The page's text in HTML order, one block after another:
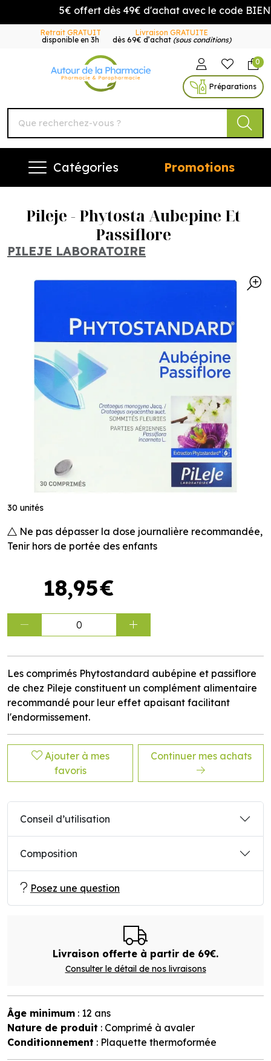
5€ offert dès 49€ d'achat avec le code
Retrait GRATUIT
disponible en 3h
Livraison GRATUITE
dès 69€ d’achat (sous conditions)
Autour de la Pharmacie
0
Préparations
Catégories Promotions
Pileje - Phytosta Aubepine Et
Passiflore
PILEJE LABORATOIRE
30 unités
Ne pas dépasser la dose journalière recommandée,
Tenir hors de portée des enfants
18,95€
0
Les comprimés Phytostandard aubépine et passiflore
de chez Pileje constituent un complément alimentaire
recommandé pour leur effet apaisant facilitant
l'endormissement.
Ajouter à mes
favoris
Continuer mes achats
Conseil d’utilisation
Composition
Posez une question
Livraison offerte à partir de 69€.
Consulter le détail de nos livraisons
Âge minimum : 12 ans
Nature de produit : Comprimé à avaler
Conditionnement : Plaquette thermoformée